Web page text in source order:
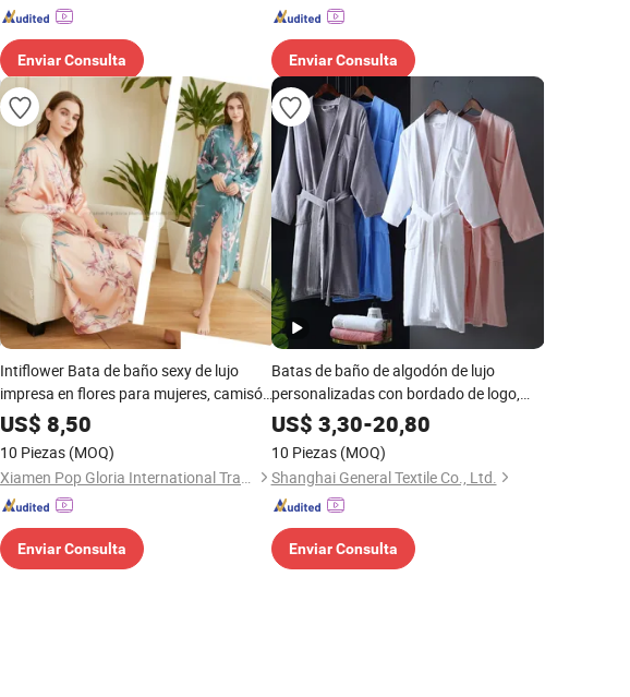
Enviar Consulta Enviar Consulta
Intiflower Bata de baño sexy de lujo
impresa en flores para mujeres, camisón
de longitud media
US$ 8,50
10 Piezas (MOQ)
Xiamen Pop Gloria International Trade Co., Ltd.
Enviar Consulta
Batas de baño de algodón de lujo
personalizadas con bordado de logo,
pijamas de secado rápido al por mayor,
ropa de dormir para el hogar, batas de
baño de hotel
US$ 3,30-20,80
10 Piezas (MOQ)
Shanghai General Textile Co., Ltd.
Enviar Consulta